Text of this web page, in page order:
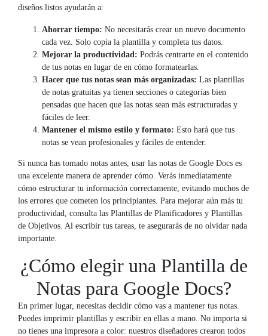
diseños listos ayudarán a:
Ahorrar tiempo: No necesitarás crear un nuevo documento
cada vez. Solo copia la plantilla y completa tus datos.
Mejorar la productividad: Podrás centrarte en el contenido
de tus notas en lugar de en cómo formatearlas.
Hacer que tus notas sean más organizadas: Las plantillas
de notas gratuitas ya tienen secciones o categorías bien
pensadas que hacen que las notas sean más estructuradas y
fáciles de leer.
Mantener el mismo estilo y formato: Esto hará que tus
notas se vean profesionales y fáciles de entender.
Si nunca has tomado notas antes, usar las notas de Google Docs es
una excelente manera de aprender cómo. Verás inmediatamente
cómo estructurar tu información correctamente, evitando muchos de
los errores que cometen los principiantes. Para mejorar aún más tu
productividad, consulta las Plantillas de Planificadores y Plantillas
de Objetivos. Al escribir tus tareas, te asegurarás de no olvidar nada
importante.
¿Cómo elegir una Plantilla de
Notas para Google Docs?
En primer lugar, necesitas decidir cómo vas a mantener tus notas.
Puedes imprimir plantillas y escribir en ellas a mano. No importa si
no tienes una impresora a color: nuestros diseñadores crearon todos